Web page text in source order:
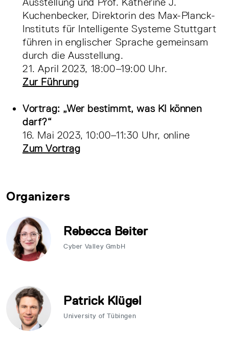
Kuchenbecker, Direktorin des Max-Planck-
Instituts für Intelligente Systeme Stuttgart
führen in englischer Sprache gemeinsam
durch die Ausstellung.
21. April 2023, 18:00–19:00 Uhr.
Zur Führung
Vortrag: „Wer bestimmt, was KI können
darf?“
16. Mai 2023, 10:00–11:30 Uhr, online
Zum Vortrag
Organizers
Rebecca Beiter
Cyber Valley GmbH
Patrick Klügel
University of Tübingen